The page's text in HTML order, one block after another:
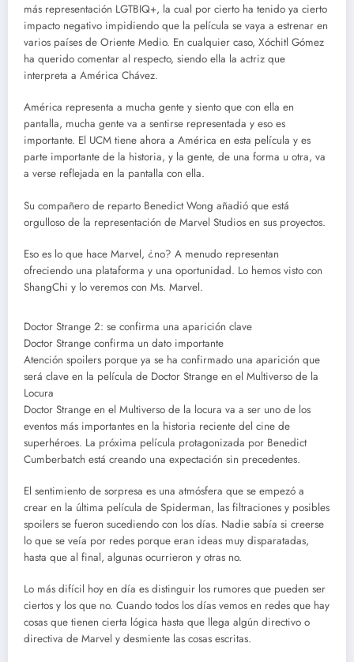
más representación LGTBIQ+, la cual por cierto ha tenido ya cierto
impacto negativo impidiendo que la película se vaya a estrenar en
varios países de Oriente Medio. En cualquier caso, Xóchitl Gómez
ha querido comentar al respecto, siendo ella la actriz que
interpreta a América Chávez.
América representa a mucha gente y siento que con ella en
pantalla, mucha gente va a sentirse representada y eso es
importante. El UCM tiene ahora a América en esta película y es
parte importante de la historia, y la gente, de una forma u otra, va
a verse reflejada en la pantalla con ella.
Su compañero de reparto Benedict Wong añadió que está
orgulloso de la representación de Marvel Studios en sus proyectos.
Eso es lo que hace Marvel, ¿no? A menudo representan
ofreciendo una plataforma y una oportunidad. Lo hemos visto con
ShangChi y lo veremos con Ms. Marvel.
Doctor Strange 2: se confirma una aparición clave
Doctor Strange confirma un dato importante
Atención spoilers porque ya se ha confirmado una aparición que
será clave en la película de Doctor Strange en el Multiverso de la
Locura
Doctor Strange en el Multiverso de la locura va a ser uno de los
eventos más importantes en la historia reciente del cine de
superhéroes. La próxima película protagonizada por Benedict
Cumberbatch está creando una expectación sin precedentes.
El sentimiento de sorpresa es una atmósfera que se empezó a
crear en la última película de Spiderman, las filtraciones y posibles
spoilers se fueron sucediendo con los días. Nadie sabía si creerse
lo que se veía por redes porque eran ideas muy disparatadas,
hasta que al final, algunas ocurrieron y otras no.
Lo más difícil hoy en día es distinguir los rumores que pueden ser
ciertos y los que no. Cuando todos los días vemos en redes que hay
cosas que tienen cierta lógica hasta que llega algún directivo o
directiva de Marvel y desmiente las cosas escritas.